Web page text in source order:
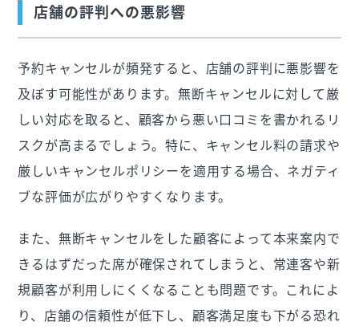
店舗の評判への悪影響
予約キャンセルが頻発すると、店舗の評判に悪影響を
及ぼす可能性があります。無断キャンセルに対して厳
しい対応を取ると、顧客から悪い口コミを書かれるリ
スクが高まるでしょう。特に、キャンセル料の請求や
厳しいキャンセルポリシーを適用する場合、ネガティ
ブな評価が広がりやすくなります。
また、無断キャンセルをした顧客によって本来案内で
きるはずだった席が確保されてしまうと、常連客や新
規顧客が利用しにくくなることも問題です。これによ
り、店舗の信頼性が低下し、顧客満足度も下がる恐れ